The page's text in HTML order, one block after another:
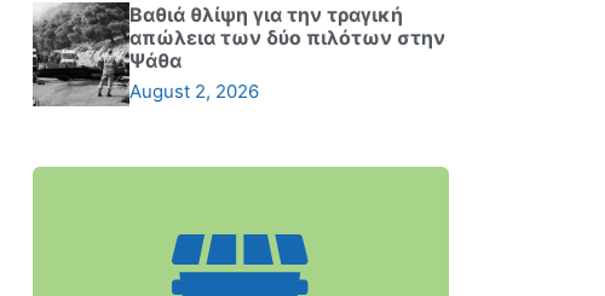
Βαθιά θλίψη για την τραγική
απώλεια των δύο πιλότων στην
Ψάθα
August 2, 2026